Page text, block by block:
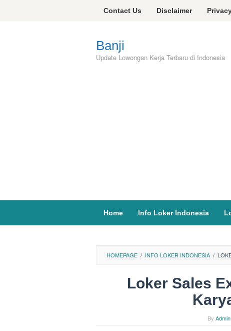
Contact Us Disclaimer
Banji
Update Lowongan Kerja Terbaru di Indonesia
Home Info Loker Indonesia
HOMEPAGE / INFO LOKER INDONESIA /
Loker Sales
By Admin